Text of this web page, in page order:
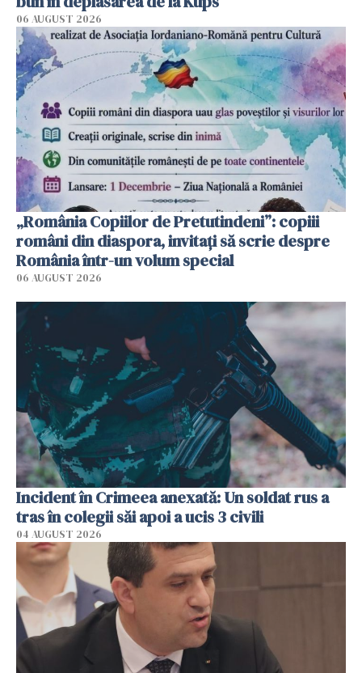
06 AUGUST 2026
„România Copiilor de Pretutindeni”: copiii
români din diaspora, invitați să scrie despre
România într-un volum special
06 AUGUST 2026
Incident în Crimeea anexată: Un soldat rus a
tras în colegii săi apoi a ucis 3 civili
04 AUGUST 2026